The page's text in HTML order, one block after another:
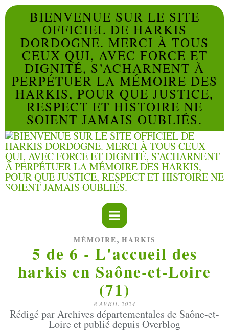
BIENVENUE SUR LE SITE
OFFICIEL DE HARKIS
DORDOGNE. MERCI À TOUS
CEUX QUI, AVEC FORCE ET
DIGNITÉ, S’ACHARNENT À
PERPÉTUER LA MÉMOIRE DES
HARKIS, POUR QUE JUSTICE,
RESPECT ET HISTOIRE NE
SOIENT JAMAIS OUBLIÉS.
MÉMOIRE, HARKIS
5 de 6 - L'accueil des
harkis en Saône-et-Loire
(71)
8 AVRIL 2024
Rédigé par Archives départementales de Saône-et-
Loire et publié depuis Overblog